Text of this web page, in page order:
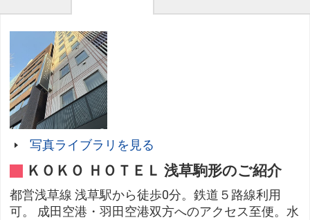
写真ライブラリを見る
ＫＯＫＯ ＨＯＴＥＬ 浅草駒形のご紹介
都営浅草線 浅草駅から徒歩0分。鉄道５路線利用
可。 成田空港・羽田空港双方へのアクセス至便。水